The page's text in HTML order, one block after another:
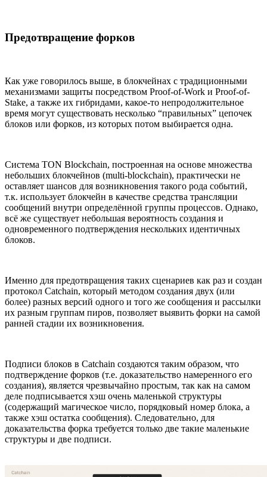
Предотвращение форков
Как уже говорилось выше, в блокчейнах с традиционными
механизмами защиты посредством Proof-of-Work и Proof-of-
Stake, а также их гибридами, какое-то непродолжительное
время могут существовать несколько “правильных” цепочек
блоков или форков, из которых потом выбирается одна.
Система TON Blockchain, построенная на основе множества
небольших блокчейнов (multi-blockchain), практически не
оставляет шансов для возникновения такого рода событий,
т.к. использует блокчейн в качестве средства трансляции
сообщений внутри определённой группы процессов. Однако,
всё же существует небольшая вероятность создания и
одновременного подтверждения нескольких идентичных
блоков.
Именно для предотвращения таких сценариев как раз и создан
протокол Catchain, который методом создания двух (или
более) разных версий одного и того же сообщения и рассылки
их разным группам пиров, позволяет выявить форки на самой
ранней стадии их возникновения.
Подписи блоков в Сatchain создаются таким образом, что
подтверждение форков (т.е. доказательство намеренного его
создания), является чрезвычайно простым, так как на самом
деле подписывается хэш очень маленькой структуры
(содержащий магическое число, порядковый номер блока, а
также хэш остатка сообщения). Следовательно, для
доказательства форка требуется только две такие маленькие
структуры и две подписи.